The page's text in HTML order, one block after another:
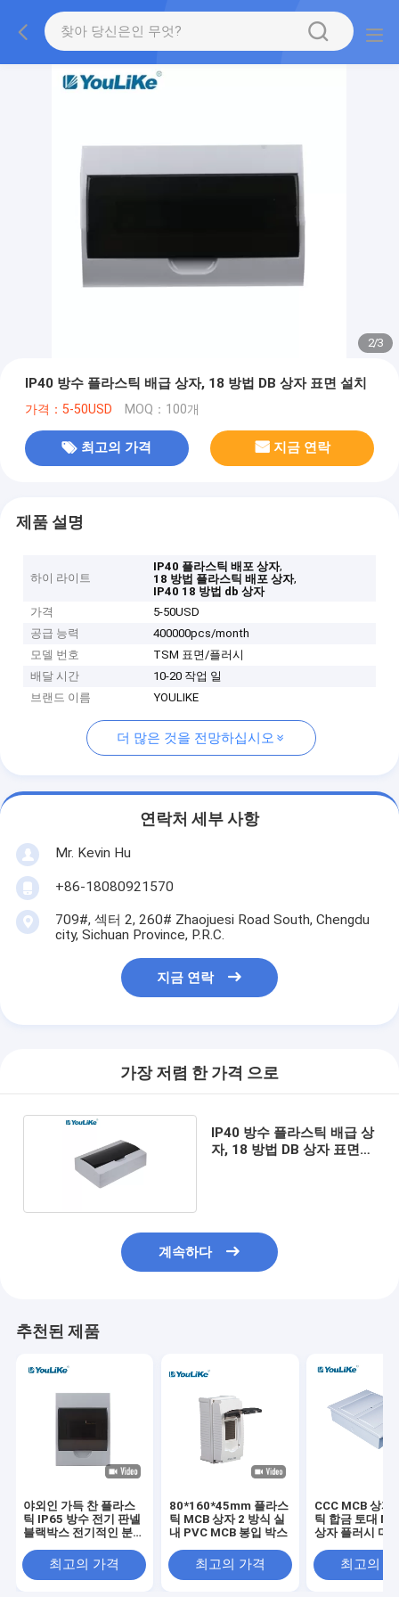
2/3
IP40 방수 플라스틱 배급 상자, 18 방법 DB 상자 표면 설치
가격：5-50USD MOQ：100개
최고의 가격 지금 연락
제품 설명
하이 라이트
IP40 플라스틱 배포 상자,
18 방법 플라스틱 배포 상자,
IP40 18 방법 db 상자
가격
5-50USD
공급 능력
400000pcs/month
모델 번호
TSM 표면/플러시
배달 시간
10-20 작업 일
브랜드 이름
YOULIKE
더 많은 것을 전망하십시오
연락처 세부 사항
Mr. Kevin Hu
+86-18080921570
709#, 섹터 2, 260# Zhaojuesi Road South, Chengdu
city, Sichuan Province, P.R.C.
지금 연락
가장 저렴 한 가격 으로
IP40 방수 플라스틱 배급 상
자, 18 방법 DB 상자 표면
계속하다
추천된 제품
야외인 가득 찬 플라스
틱 IP65 방수 전기 판넬
블랙박스 전기적인 분배
최고의 가격
80*160*45mm 플라스
틱 MCB 상자 2 방식 실
내 PVC MCB 봉입 박스
최고의 가격
CCC MCB 상자
틱 합금 토대
상자 플러시 마
최고의